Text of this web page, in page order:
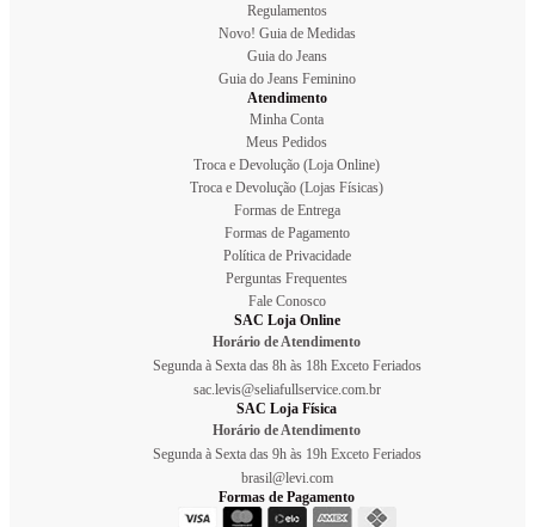
Regulamentos
Novo! Guia de Medidas
Guia do Jeans
Guia do Jeans Feminino
Atendimento
Minha Conta
Meus Pedidos
Troca e Devolução (Loja Online)
Troca e Devolução (Lojas Físicas)
Formas de Entrega
Formas de Pagamento
Política de Privacidade
Perguntas Frequentes
Fale Conosco
SAC Loja Online
Horário de Atendimento
Segunda à Sexta das 8h às 18h Exceto Feriados
sac.levis@seliafullservice.com.br
SAC Loja Física
Horário de Atendimento
Segunda à Sexta das 9h às 19h Exceto Feriados
brasil@levi.com
Formas de Pagamento